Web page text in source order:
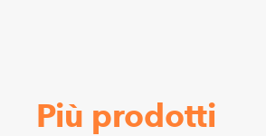
Più prodotti